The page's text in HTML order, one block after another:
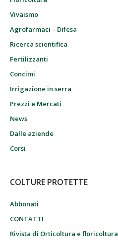
Vivaismo
Agrofarmaci – Difesa
Ricerca scientifica
Fertilizzanti
Concimi
Irrigazione in serra
Prezzi e Mercati
News
Dalle aziende
Corsi
COLTURE PROTETTE
Abbonati
CONTATTI
Rivista di Orticoltura e floricoltura